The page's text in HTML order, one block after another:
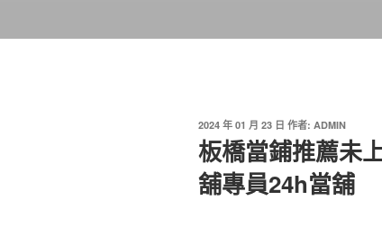
發
佈
於
2024 年 01 月 23 日 作者: ADMIN
板橋當鋪推薦未
舖專員24h當舖